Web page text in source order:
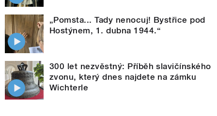
„Pomsta... Tady nenocuj! Bystřice pod
Hostýnem, 1. dubna 1944.“
300 let nezvěstný: Příběh slavičínského
zvonu, který dnes najdete na zámku
Wichterle